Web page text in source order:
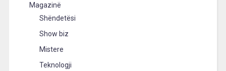
Magazinë
Shëndetësi
Show biz
Mistere
Teknologji